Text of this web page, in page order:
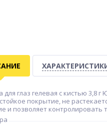
для глаз гелевая с кистью 3,8
покрытие, не
и позволяет контролировать